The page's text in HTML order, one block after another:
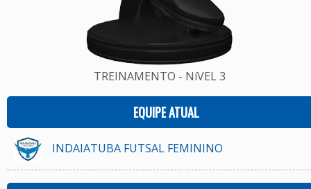
TREINAMENTO - NíVEL 3
EQUIPE ATUAL
INDAIATUBA FUTSAL FEMININO